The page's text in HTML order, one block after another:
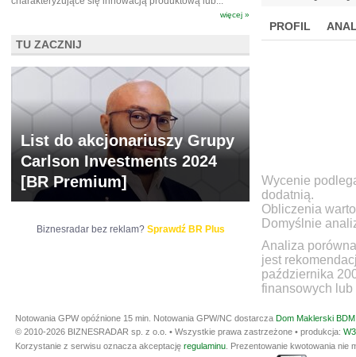
PROFIL
Wycenie
dodatnią.
Obliczenia
Domyślnie
Analiza
jest
października
finansowych lub
więcej »
TU ZACZNIJ
List do akcjonariuszy Grupy
Carlson Investments 2024
[BR Premium]
Biznesradar bez reklam? Sprawdź BR Plus
Notowania GPW opóźnione 15 min. Notowania GPW/NC dostarcza Dom Maklerski
© 2010-2026 BIZNESRADAR sp. z o.o. • Wszystkie prawa zastrzeżone • produkcja:
Korzystanie z serwisu oznacza akceptację regulaminu . Prezentowanie kwotowania